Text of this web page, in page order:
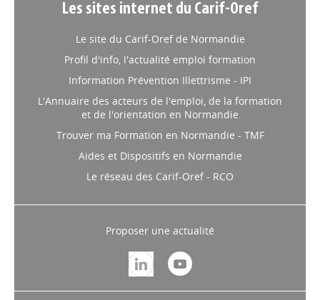
Les sites internet du Carif-Oref
Le site du Carif-Oref de Normandie
Profil d'info, l'actualité emploi formation
Information Prévention Illettrisme - IPI
L'Annuaire des acteurs de l'emploi, de la formation
et de l'orientation en Normandie
Trouver ma Formation en Normandie - TMF
Aides et Dispositifs en Normandie
Le réseau des Carif-Oref - RCO
Proposer une actualité